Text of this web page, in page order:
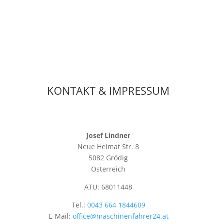
KONTAKT & IMPRESSUM
Josef Lindner
Neue Heimat Str. 8
5082 Grödig
Österreich
ATU: 68011448
Tel.: 0043 664 1844609
E-Mail: office@maschinenfahrer24.at